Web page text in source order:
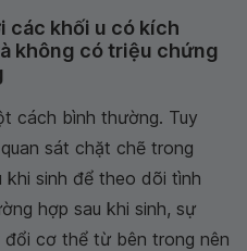
các khối u có kích
không có triệu chứng
cách bình thường. Tuy
sát chặt chẽ trong
khi sinh để theo dõi tình
hợp sau khi sinh, sự
cơ thể từ bên trong nên